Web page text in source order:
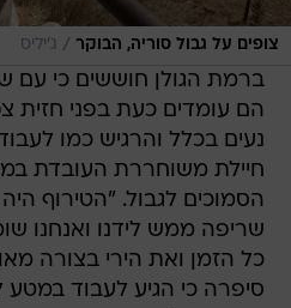
צופים על גבול סוריה, הבוקר / ג'יליס
ברמת הגולן חוששים כי עם
הם עומדים כעת בפני חזית
נעים בכלל והרגיש כמו
חיילת משוחררת העובדת
הסמוכים לגבול. "הטירוף
שריפה ממש לידנו ואנחנו
כל הזמן ואת הירי בצורה
סיפרה כי הגיע לעבוד במטע